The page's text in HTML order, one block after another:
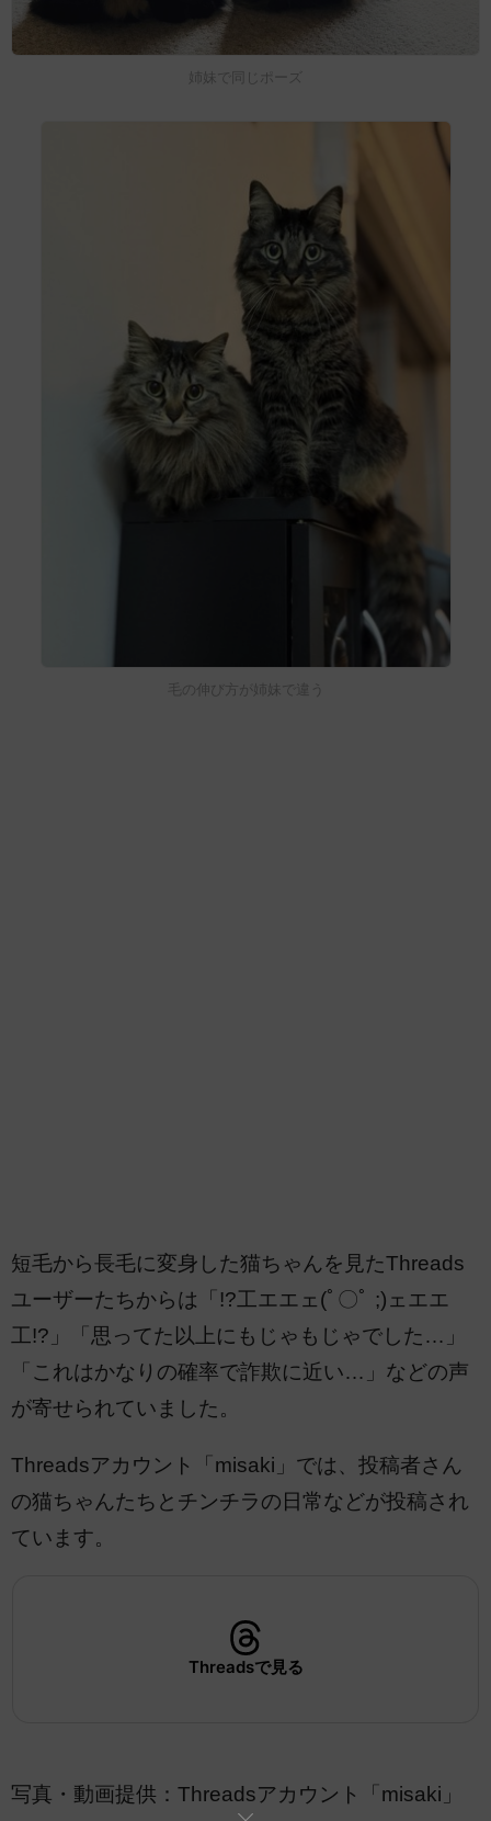
姉妹で同じポーズ
毛の伸び方が姉妹で違う
短毛から長毛に変身した猫ちゃんを見たThreads
ユーザーたちからは「!?工エエェ(ﾟ〇ﾟ ;)ェエエ
工!?」「思ってた以上にもじゃもじゃでした…」
「これはかなりの確率で詐欺に近い…」などの声
が寄せられていました。
Threadsアカウント「misaki」では、投稿者さん
の猫ちゃんたちとチンチラの日常などが投稿され
ています。
Threadsで見る
写真・動画提供：Threadsアカウント「misaki」